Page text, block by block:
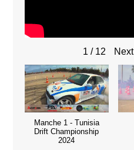
1 / 12 Next
Manche 1 - Tunisia
Drift Championship
2024